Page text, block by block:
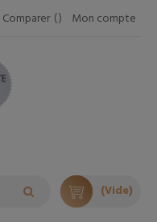
Comparer Mon compte
(Vide)